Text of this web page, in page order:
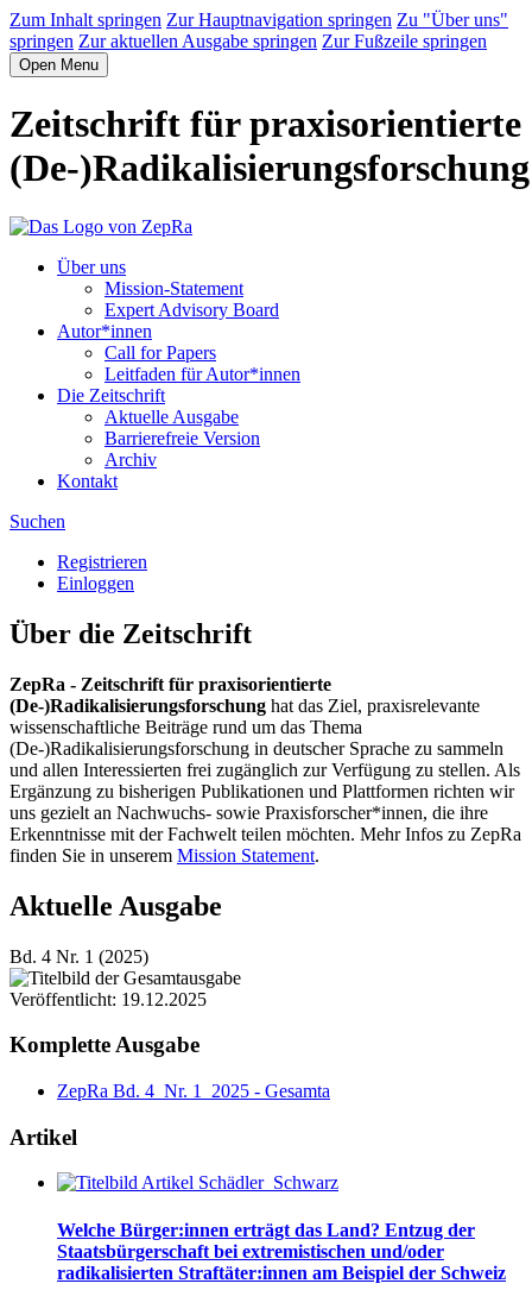
Zum Inhalt springen Zur Hauptnavigation springen Zu "Über uns"
springen Zur aktuellen Ausgabe springen Zur Fußzeile springen
Open Menu
Zeitschrift für praxisorientierte
(De-)Radikalisierungsforschung
Über uns
Mission-Statement
Expert Advisory Board
Autor*innen
Call for Papers
Leitfaden für Autor*innen
Die Zeitschrift
Aktuelle Ausgabe
Barrierefreie Version
Archiv
Kontakt
Suchen
Registrieren
Einloggen
Über die Zeitschrift
ZepRa - Zeitschrift für praxisorientierte
(De-)Radikalisierungsforschung hat das Ziel, praxisrelevante
wissenschaftliche Beiträge rund um das Thema
(De-)Radikalisierungsforschung in deutscher Sprache zu sammeln
und allen Interessierten frei zugänglich zur Verfügung zu stellen. Als
Ergänzung zu bisherigen Publikationen und Plattformen richten wir
uns gezielt an Nachwuchs- sowie Praxisforscher*innen, die ihre
Erkenntnisse mit der Fachwelt teilen möchten. Mehr Infos zu ZepRa
finden Sie in unserem Mission Statement.
Aktuelle Ausgabe
Bd. 4 Nr. 1 (2025)
Veröffentlicht: 19.12.2025
Komplette Ausgabe
ZepRa Bd. 4_Nr. 1_2025 - Gesamta
Artikel
Welche Bürger:innen erträgt das Land? Entzug der
Staatsbürgerschaft bei extremistischen und/oder
radikalisierten Straftäter:innen am Beispiel der Schweiz